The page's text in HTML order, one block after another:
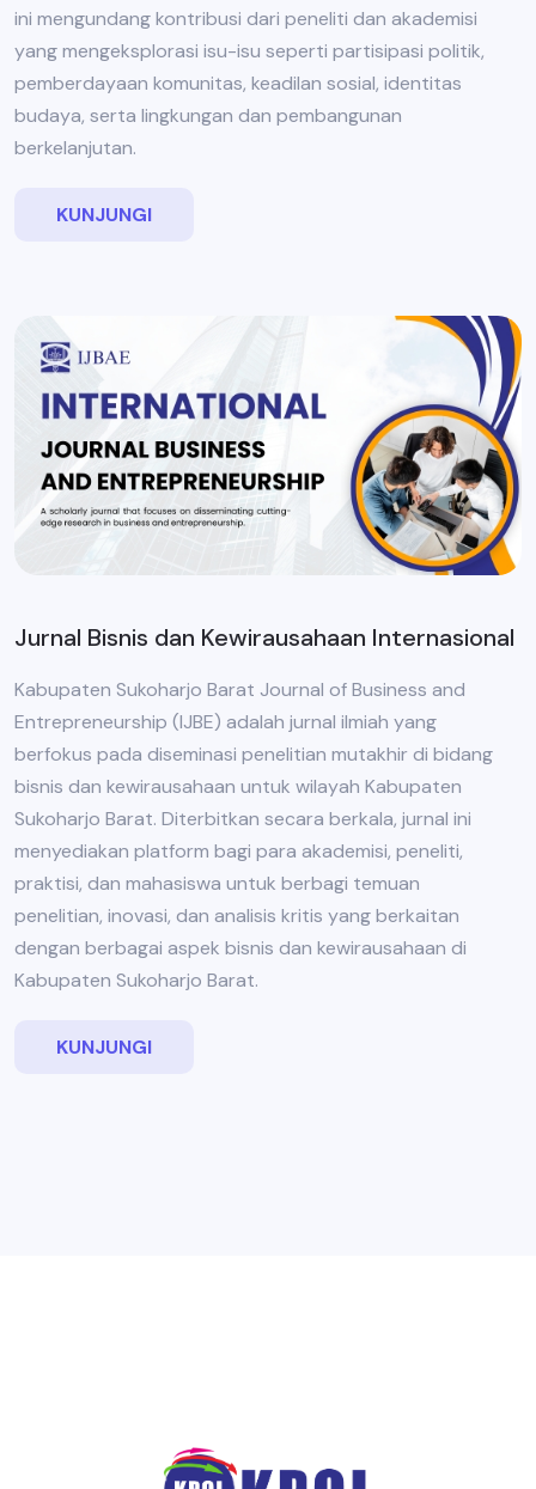
ini mengundang kontribusi dari peneliti dan akademisi
yang mengeksplorasi isu-isu seperti partisipasi politik,
pemberdayaan komunitas, keadilan sosial, identitas
budaya, serta lingkungan dan pembangunan
berkelanjutan.
KUNJUNGI
Jurnal Bisnis dan Kewirausahaan Internasional
Kabupaten Sukoharjo Barat Journal of Business and
Entrepreneurship (IJBE) adalah jurnal ilmiah yang
berfokus pada diseminasi penelitian mutakhir di bidang
bisnis dan kewirausahaan untuk wilayah Kabupaten
Sukoharjo Barat. Diterbitkan secara berkala, jurnal ini
menyediakan platform bagi para akademisi, peneliti,
praktisi, dan mahasiswa untuk berbagi temuan
penelitian, inovasi, dan analisis kritis yang berkaitan
dengan berbagai aspek bisnis dan kewirausahaan di
Kabupaten Sukoharjo Barat.
KUNJUNGI